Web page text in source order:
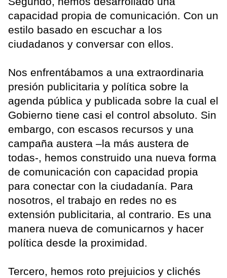
capacidad propia de comunicación. Con un
estilo basado en escuchar a los
ciudadanos y conversar con ellos.
Nos enfrentábamos a una extraordinaria
presión publicitaria y política sobre la
agenda pública y publicada sobre la cual el
Gobierno tiene casi el control absoluto. Sin
embargo, con escasos recursos y una
campaña austera –la más austera de
todas-, hemos construido una nueva forma
de comunicación con capacidad propia
para conectar con la ciudadanía. Para
nosotros, el trabajo en redes no es
extensión publicitaria, al contrario. Es una
manera nueva de comunicarnos y hacer
política desde la proximidad.
Tercero, hemos roto prejuicios y clichés